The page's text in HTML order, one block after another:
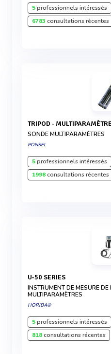
5professionnels intéressés
6783 consultations récentes
TRIPOD -
SONDE MULTIPARAMÈTRES
PONSEL
5professionnels intéressés
1998consultations récentes
U-50 SERIES
INSTRUMENT DE MESURE
MULTIPARAMÈTRES
HORIBA®
5professionnels intéressés
818consultations récentes